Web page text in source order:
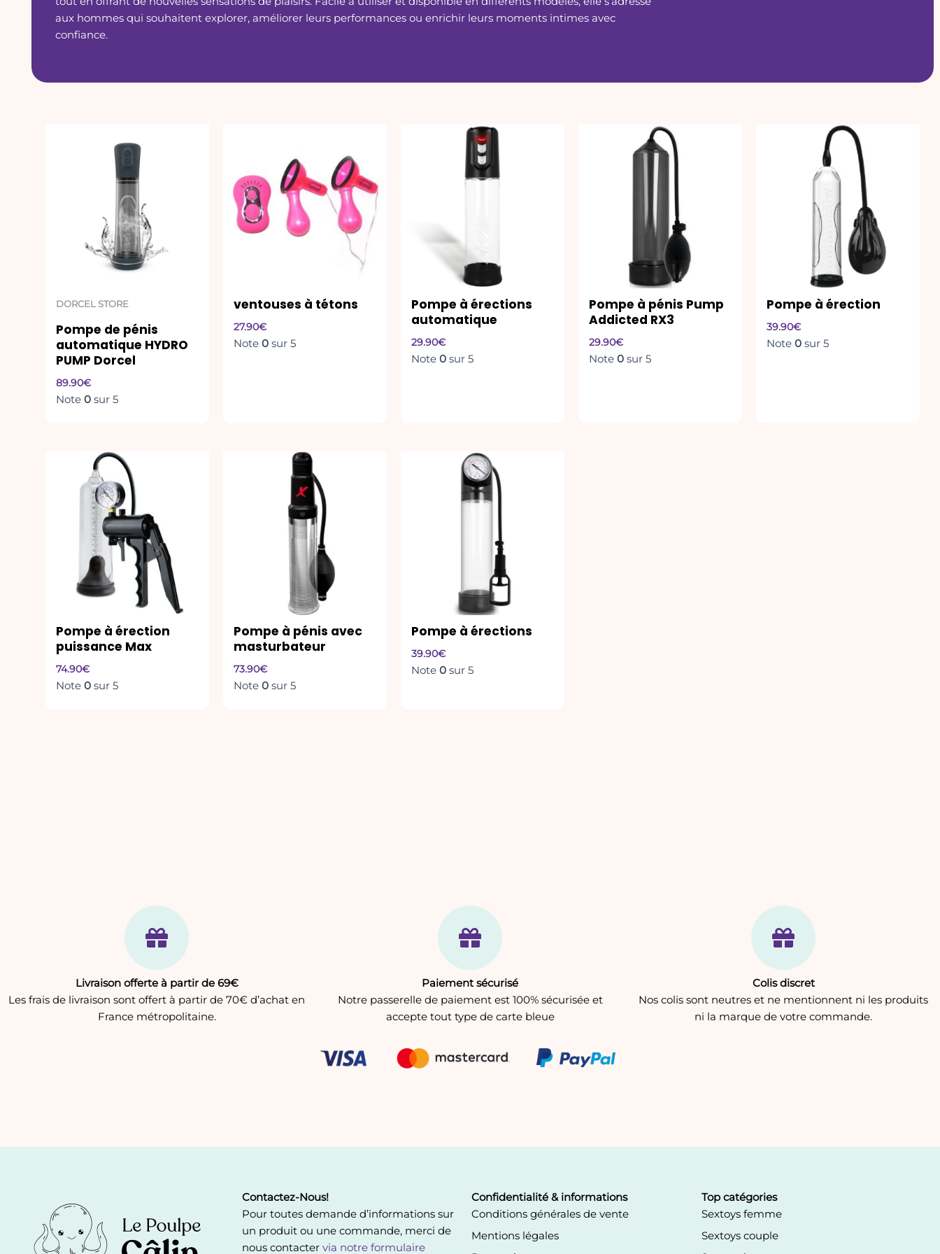
aux hommes qui souhaitent explorer, améliorer leurs performances ou enrichir leurs moments intimes avec
confiance.
DORCEL STORE
Pompe de pénis
automatique HYDRO
PUMP Dorcel
89.90€
Note 0 sur 5
ventouses à tétons
27.90€
Note 0 sur 5
Pompe à érections
automatique
29.90€
Note 0 sur 5
Pompe à pénis Pump
Addicted RX3
29.90€
Note 0 sur 5
Pompe à érection
39.90€
Note 0 sur 5
Pompe à érection
puissance Max
74.90€
Note 0 sur 5
Pompe à pénis avec
masturbateur
73.90€
Note 0 sur 5
Pompe à érections
39.90€
Note 0 sur 5
Livraison offerte à partir de 69€
Les frais de livraison sont offert à partir de 70€ d’achat en
France métropolitaine.
Paiement sécurisé
Notre passerelle de paiement est 100% sécurisée et
accepte tout type de carte bleue
Colis discret
Nos colis sont neutres et ne mentionnent ni les produits
ni la marque de votre commande.
Contactez-Nous!
Pour toutes demande d’informations sur
un produit ou une commande, merci de
nous contacter via notre formulaire
Confidentialité & informations
Conditions générales de vente
Mentions légales
Top catégories
Sextoys femme
Sextoys couple